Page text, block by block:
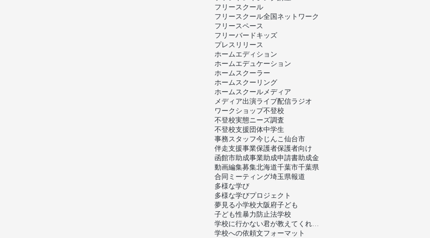
フリースクール
フリースクール全国ネットワーク
フリースペース
フリーバードキッズ
プレスリリース
ホームエディション
ホームエデュケーション
ホームスクーラー
ホームスクーリング
ホームスクールメディア
メディア出演ライブ配信ラジオ
ワークショップ不登校
不登校実態ニーズ調査
不登校支援団体中学生
事務スタッフ今じんこ仙台市
伴走支援事業保護者保護者向け
函館市助成事業助成申請書助成金
動画編集募集北海道千葉市千葉県
合同ミーティング埼玉県報道
多様な学び
多様な学びプロジェクト
夢見る小学校大阪府子ども
子ども性暴力防止法学校
学校に行かない君が教えてくれたこと
学校への依頼文フォーマット